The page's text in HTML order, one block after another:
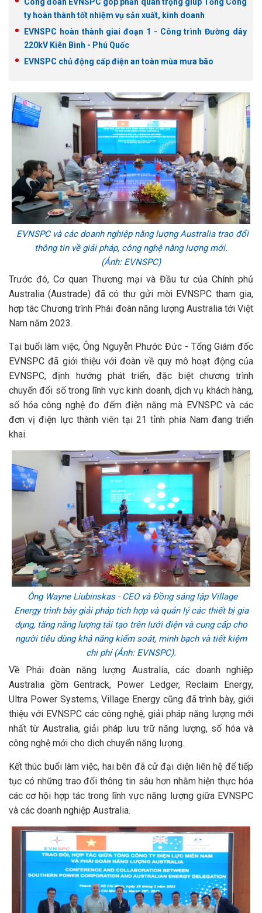
ty hoàn thành tốt nhiệm vụ sản xuất, kinh doanh
EVNSPC hoàn thành giai đoạn 1 - Công trình Đường dây
220kV Kiên Bình - Phú Quốc
EVNSPC chủ động cấp điện an toàn mùa mưa bão
EVNSPC và các doanh nghiệp năng lượng Australia trao đổi
thông tin về giải pháp, công nghệ năng lượng mới.
(Ảnh: EVNSPC)
Trước đó, Cơ quan Thương mại và Đầu tư của Chính phủ
Australia (Austrade) đã có thư gửi mời EVNSPC tham gia,
hợp tác Chương trình Phái đoàn năng lượng Australia tới Việt
Nam năm 2023.
Tại buổi làm việc, Ông Nguyễn Phước Đức - Tổng Giám đốc
EVNSPC đã giới thiệu với đoàn về quy mô hoạt động của
EVNSPC, định hướng phát triển, đặc biệt chương trình
chuyển đổi số trong lĩnh vực kinh doanh, dịch vụ khách hàng,
số hóa công nghệ đo đếm điện năng mà EVNSPC và các
đơn vị điện lực thành viên tại 21 tỉnh phía Nam đang triển
khai.
Ông Wayne Liubinskas - CEO và Đồng sáng lập Village
Energy trình bày giải pháp tích hợp và quản lý các thiết bị gia
dụng, tăng năng lượng tái tạo trên lưới điện và cung cấp cho
người tiêu dùng khả năng kiểm soát, minh bạch và tiết kiệm
chi phí (Ảnh: EVNSPC).
Về Phái đoàn năng lượng Australia, các doanh nghiệp
Australia gồm Gentrack, Power Ledger, Reclaim Energy,
Ultra Power Systems, Village Energy cũng đã trình bày, giới
thiệu với EVNSPC các công nghệ, giải pháp năng lượng mới
nhất từ Australia, giải pháp lưu trữ năng lượng, số hóa và
công nghệ mới cho dịch chuyển năng lượng.
Kết thúc buổi làm việc, hai bên đã cử đại diện liên hệ để tiếp
tục có những trao đổi thông tin sâu hơn nhằm hiện thực hóa
các cơ hội hợp tác trong lĩnh vực năng lượng giữa EVNSPC
và các doanh nghiệp Australia.